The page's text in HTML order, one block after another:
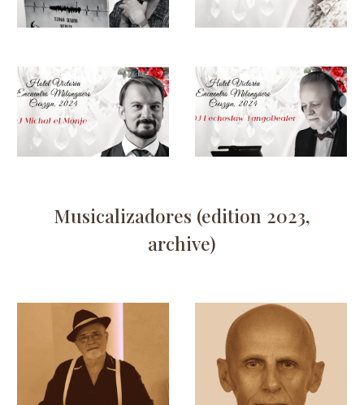
Musicalizadores (edition 2023,
archive)